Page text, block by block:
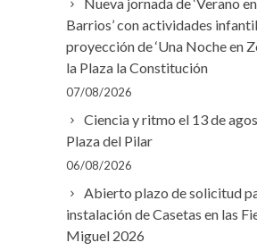
Barrios’ con actividades
proyección de ‘Una Noche en
la Plaza la Constitución
07/08/2026
Ciencia y ritmo el 13 de
Plaza del Pilar
06/08/2026
Abierto plazo de solicitud
instalación de Casetas en las
Miguel 2026